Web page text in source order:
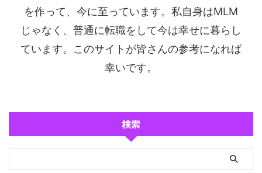
を作って、今に至っています。私自身はMLM
じゃなく、普通に転職をして今は幸せに暮らし
ています。このサイトが皆さんの参考になれば
幸いです。
検索